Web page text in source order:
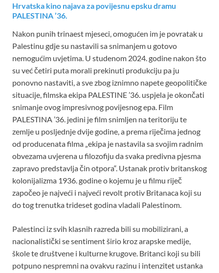
Hrvatska kino najava za povijesnu epsku dramu
PALESTINA ’36.
Nakon punih trinaest mjeseci, omogućen im je povratak u
Palestinu gdje su nastavili sa snimanjem u gotovo
nemogućim uvjetima. U studenom 2024. godine nakon što
su već četiri puta morali prekinuti produkciju pa ju
ponovno nastaviti, a sve zbog iznimno napete geopolitičke
situacije, filmska ekipa PALESTINE ’36. uspjela je okončati
snimanje ovog impresivnog povijesnog epa. Film
PALESTINA ’36. jedini je film snimljen na teritoriju te
zemlje u posljednje dvije godine, a prema riječima jednog
od producenata filma „ekipa je nastavila sa svojim radnim
obvezama uvjerena u filozofiju da svaka predivna pjesma
zapravo predstavlja čin otpora“. Ustanak protiv britanskog
kolonijalizma 1936. godine o kojemu je u filmu riječ
započeo je najveći i najveći revolt protiv Britanaca koji su
do tog trenutka trideset godina vladali Palestinom.
Palestinci iz svih klasnih razreda bili su mobilizirani, a
nacionalistički se sentiment širio kroz arapske medije,
škole te društvene i kulturne krugove. Britanci koji su bili
potpuno nespremni na ovakvu razinu i intenzitet ustanka